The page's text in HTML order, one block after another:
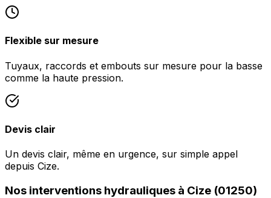
Flexible sur mesure
Tuyaux, raccords et embouts sur mesure pour la basse
comme la haute pression.
Devis clair
Un devis clair, même en urgence, sur simple appel
depuis Cize.
Nos interventions hydrauliques à Cize (01250)